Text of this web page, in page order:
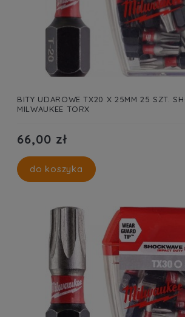
BITY UDAROWE TX20 X 25MM 25 SZT.
MILWAUKEE TORX
66,00 zł
do koszyka